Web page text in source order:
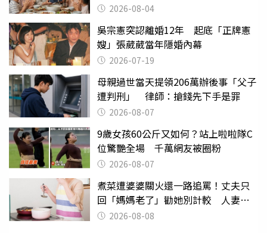
2026-08-04
吳宗憲突認離婚12年 起底「正牌憲
嫂」張葳葳當年隱婚內幕
2026-07-19
母親過世當天提領206萬辦後事「父子
遭判刑」 律師：搶錢先下手是罪
2026-08-07
9歲女孩60公斤又如何？站上啦啦隊C
位驚艷全場 千萬網友被圈粉
2026-08-07
煮菜遭婆婆關火還一路追罵！丈夫只
回「媽媽老了」勸她別計較 人妻超
崩潰：我像台傭
2026-08-08